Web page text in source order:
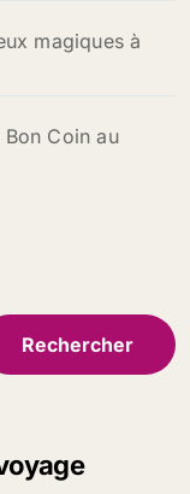
magiques à
Coin au